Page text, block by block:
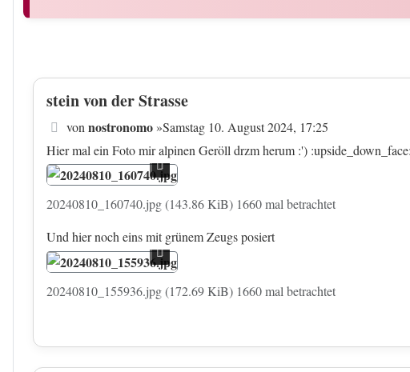
stein von der Strasse
Beitrag
von nostronomo»Samstag 10. August 2024, 17:25
Hier mal ein Foto mir alpinen Geröll drzm herum :') :upside_down_face:
20240810_160740.jpg (143.86 KiB) 1660 mal betrachtet
Und hier noch eins mit grünem Zeugs posiert
20240810_155936.jpg (172.69 KiB) 1660 mal betrachtet